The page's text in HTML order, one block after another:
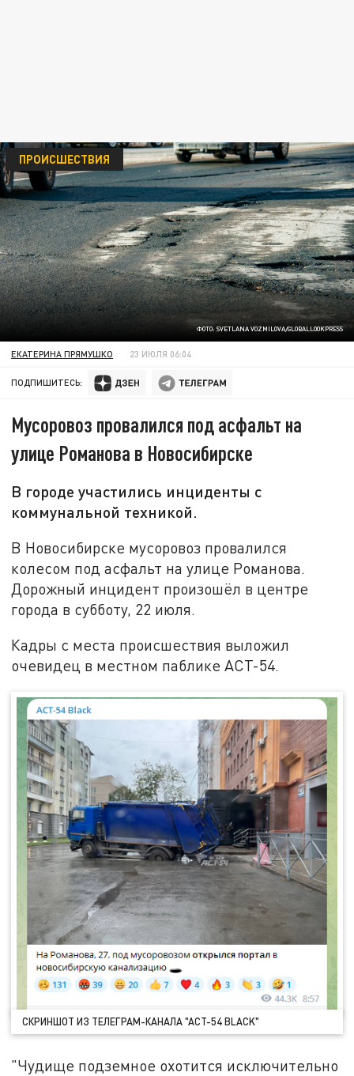
ФОТО: SVETLANA VOZMILOVA/GLOBALLOOKPRESS
ПРОИСШЕСТВИЯ
ЕКАТЕРИНА ПРЯМУШКО 23 ИЮЛЯ 06:04
ПОДПИШИТЕСЬ:
Мусоровоз провалился под асфальт на
улице Романова в Новосибирске
В городе участились инциденты с
коммунальной техникой.
В Новосибирске мусоровоз провалился
колесом под асфальт на улице Романова.
Дорожный инцидент произошёл в центре
города в субботу, 22 июля.
Кадры с места происшествия выложил
очевидец в местном паблике АСТ-54.
СКРИНШОТ ИЗ ТЕЛЕГРАМ-КАНАЛА "АСТ-54 BLACK"
"Чудище подземное охотится исключительно